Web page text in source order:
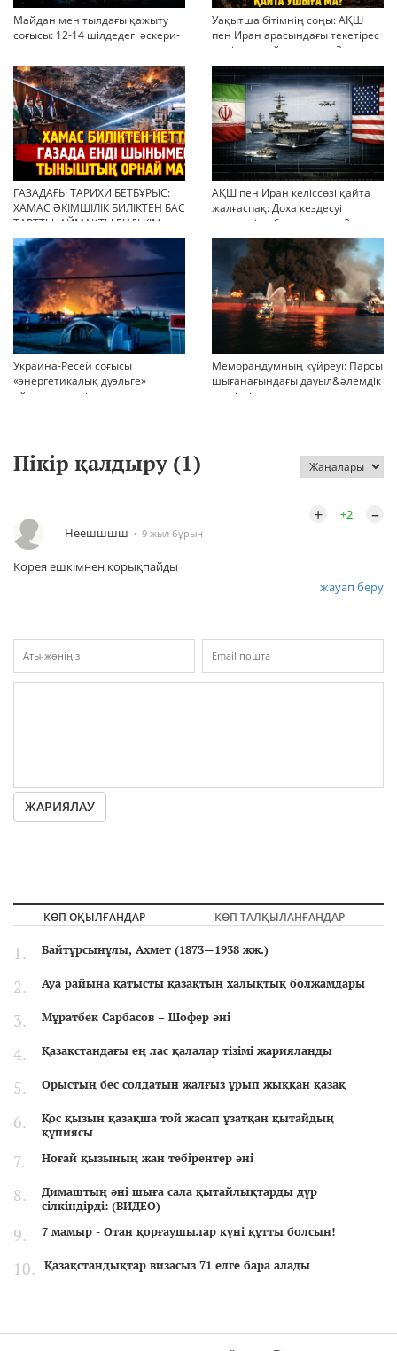
Майдан мен тылдағы қажыту
соғысы: 12-14 шілдедегі әскери-
Уақытша бітімнің соңы: АҚШ
пен Иран арасындағы текетірес
неліктен қайта ушықты?
ГАЗАДАҒЫ ТАРИХИ БЕТБҰРЫС:
ХАМАС ӘКІМШІЛІК БИЛІКТЕН БАС
ТАРТТЫ. АЙМАҚТЫ ЕНДІ КІМ
БАСҚАРАДЫ?
АҚШ пен Иран келіссөзі қайта
жалғаспақ: Доха кездесуі
шиеленісті бәсеңдете ме?
Украина-Ресей соғысы
«энергетикалық дуэльге»
айналып кетті
Меморандумның күйреуі: Парсы
шығанағындағы дауыл&әлемдік
тәртіптің сын сағаты соғып тұр
Пікір қалдыру (1)
Неешшшш 9 жыл бұрын
+ +2 –
Корея ешкімнен қорықпайды
жауап беру
ЖАРИЯЛАУ
КӨП ОҚЫЛҒАНДАР КӨП ТАЛҚЫЛАНҒАНДАР
Байтұрсынұлы, Ахмет (1873—1938 жж.)
Ауа райына қатысты қазақтың халықтық болжамдары
Мұратбек Сарбасов – Шофер әні
Қазақстандағы ең лас қалалар тізімі жарияланды
Орыстың бес солдатын жалғыз ұрып жыққан қазақ
Қос қызын қазақша той жасап ұзатқан қытайдың
құпиясы
Ноғай қызының жан тебірентер әні
Димаштың әні шыға сала қытайлықтарды дүр
сілкіндірді: (ВИДЕО)
7 мамыр - Отан қорғаушылар күні құтты болсын!
Қазақстандықтар визасыз 71 елге бара алады